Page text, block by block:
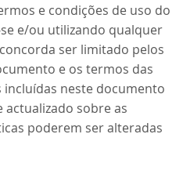
e condições de uso do
e/ou utilizando qualquer
ser limitado pelos
e os termos das
neste documento
sobre as
poderem ser alteradas